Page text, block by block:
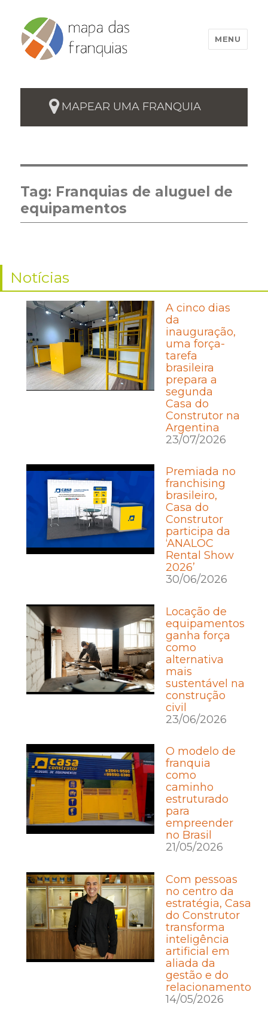
MENU
MAPEAR UMA FRANQUIA
Tag: Franquias de aluguel de
equipamentos
Notícias
A cinco dias
da
inauguração,
uma força-
tarefa
brasileira
prepara a
segunda
Casa do
Construtor na
Argentina
23/07/2026
Premiada no
franchising
brasileiro,
Casa do
Construtor
participa da
‘ANALOC
Rental Show
2026’
30/06/2026
Locação de
equipamentos
ganha força
como
alternativa
mais
sustentável na
construção
civil
23/06/2026
O modelo de
franquia
como
caminho
estruturado
para
empreender
no Brasil
21/05/2026
Com pessoas
no centro da
estratégia, Casa
do Construtor
transforma
inteligência
artificial em
aliada da
gestão e do
relacionamento
14/05/2026